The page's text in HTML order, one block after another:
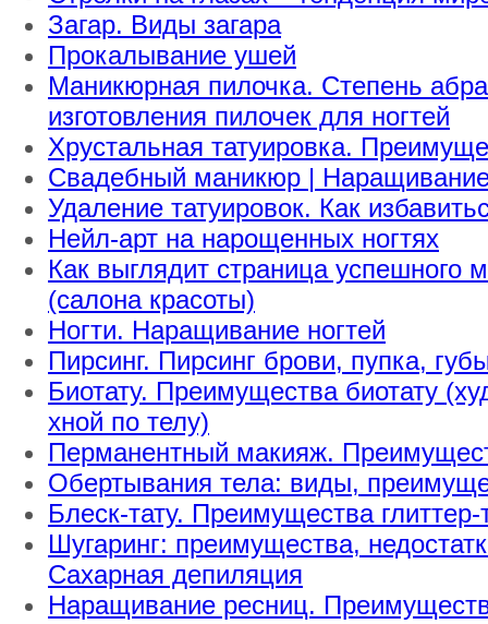
Загар. Виды загара
Прокалывание ушей
Маникюрная пилочка. Степень
изготовления пилочек для ногтей
Хрустальная татуировка.
Свадебный маникюр | Наращивание
Удаление татуировок. Как
Нейл-арт на нарощенных ногтях
Как выглядит страница успешного
(салона красоты)
Ногти. Наращивание ногтей
Пирсинг. Пирсинг брови, пупка,
Биотату. Преимущества биотату
хной по телу)
Перманентный макияж.
Обертывания тела: виды,
Блеск-тату. Преимущества глиттер-
Шугаринг: преимущества,
Сахарная депиляция
Наращивание ресниц.